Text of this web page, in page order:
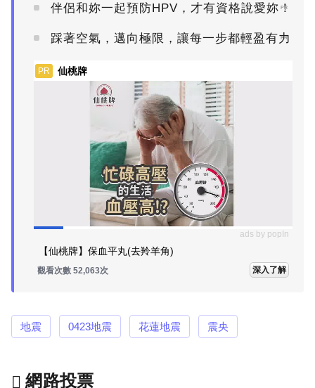
伴侶和妳一起預防HPV，才有資格說愛妳！
PR
踩著空氣，邁向極限，讓每一步都輕盈有力
PR
PR 仙桃牌
ads by popIn
【仙桃牌】保血平丸(去羚羊角)
觀看次數 52,063次 深入了解
地震 0423地震 花蓮地震 震央
網路投票